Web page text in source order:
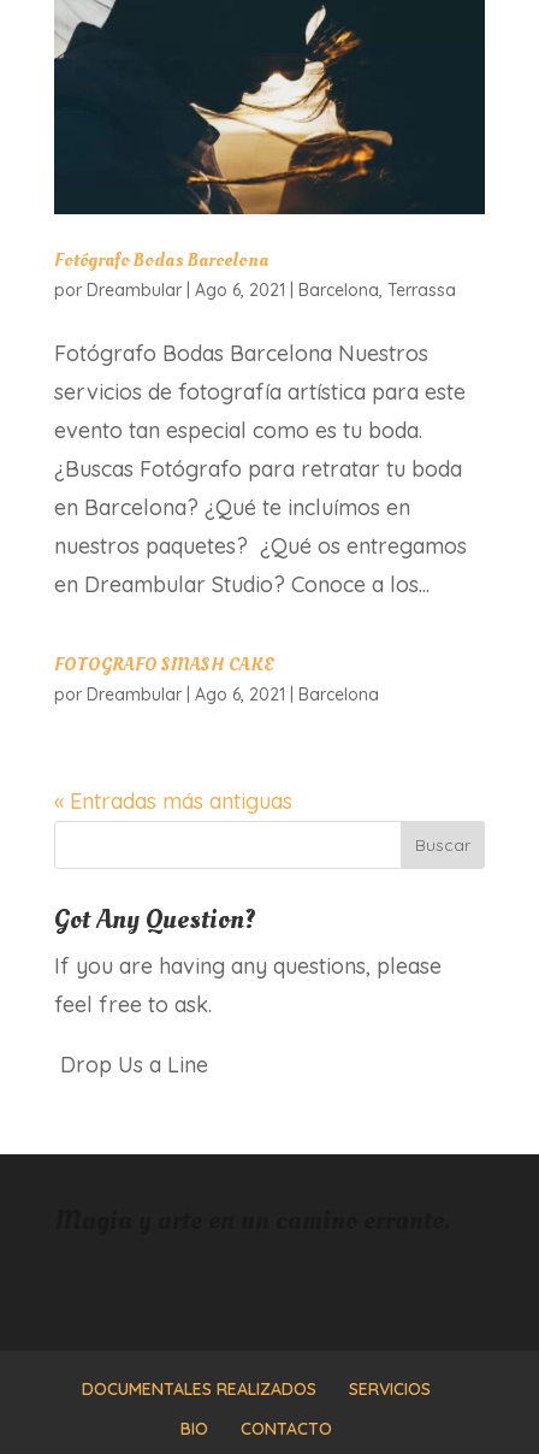
Fotógrafo Bodas Barcelona
por Dreambular| Ago 6, 2021 Barcelona, Terrassa
Fotógrafo Bodas Barcelona Nuestros
servicios de fotografía artística para este
evento tan especial como es tu boda.
¿Buscas Fotógrafo para retratar tu boda
en Barcelona? ¿Qué te incluímos en
nuestros paquetes? ¿Qué os entregamos
en Dreambular Studio? Conoce a los...
FOTOGRAFO SMASH CAKE
por Dreambular| Ago 6, 2021 Barcelona
« Entradas más antiguas
Got Any Question?
If you are having any questions, please
feel free to ask.
Drop Us a Line
DOCUMENTALES REALIZADOS
SERVICIOS
BIO
CONTACTO